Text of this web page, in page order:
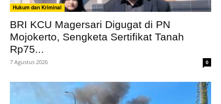
Hukum dan Kriminal
BRI KCU Magersari Digugat di PN
Mojokerto, Sengketa Sertifikat Tanah
Rp75...
7 Agustus 2026 0